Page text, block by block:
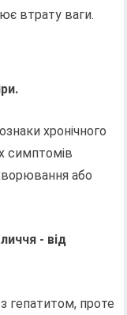
втрату ваги.
хронічного
симптомів
або
- від
гепатитом, проте